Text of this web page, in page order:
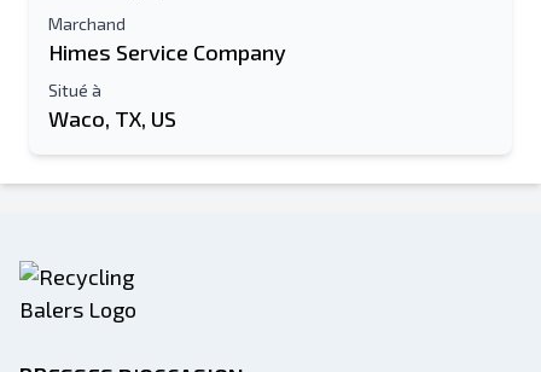
Marchand
Himes Service Company
Situé à
Waco, TX, US